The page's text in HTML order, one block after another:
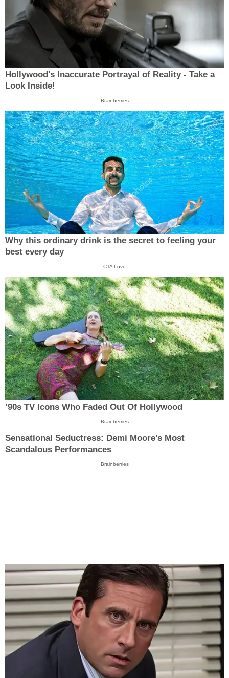
Hollywood's Inaccurate Portrayal of Reality - Take a
Look Inside!
Brainberries
Why this ordinary drink is the secret to feeling your
best every day
CTA Love
’90s TV Icons Who Faded Out Of Hollywood
Brainberries
Sensational Seductress: Demi Moore's Most
Scandalous Performances
Brainberries